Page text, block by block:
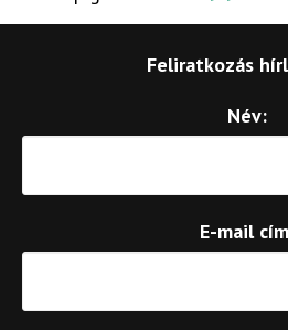
Feliratkozás
Név:
E-mail